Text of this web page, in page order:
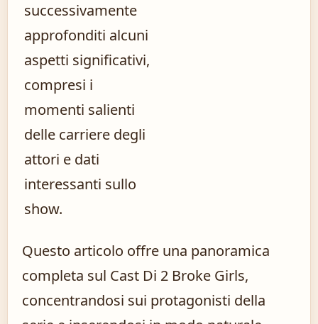
successivamente
approfonditi alcuni
aspetti significativi,
compresi i
momenti salienti
delle carriere degli
attori e dati
interessanti sullo
show.
Questo articolo offre una panoramica
completa sul Cast Di 2 Broke Girls,
concentrandosi sui protagonisti della